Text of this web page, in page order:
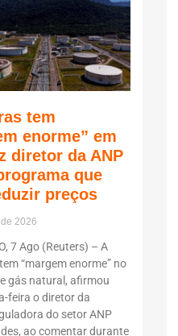
tem
enorme” em
diretor da ANP
que
preços
2026
7 Ago (Reuters) – A
“margem enorme” no
gás natural, afirmou
feira o diretor da
do setor ANP
ao comentar durante